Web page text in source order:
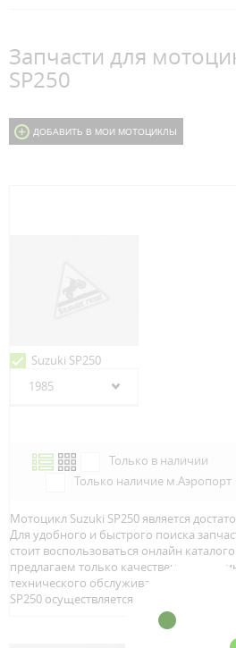
Запчасти для
SP250
ДОБАВИТЬ В МОИ МОТОЦИКЛЫ
Suzuki SP250
1985
Только в наличии
Только наличие м.Аэропорт
Мотоцикл Suzuki SP250 является
Для удобного и быстрого поиска
стоит воспользоваться онлайн
предлагаем только качественный
технического обслуживание вашего
SP250 осуществляется по всей Росcии.